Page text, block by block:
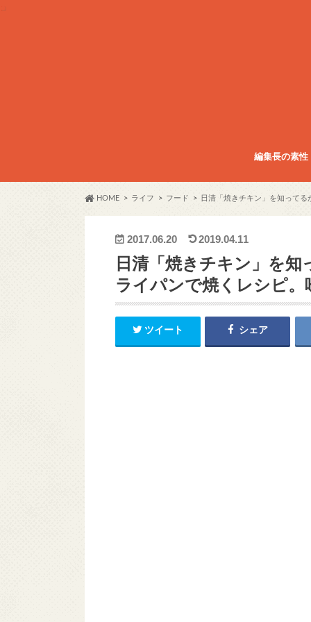
編集長の素性
HOME ライフ フード 日清「焼きチキン」を知って
2017.06.20 2019.04.11
日清「焼きチキン」を
ライパンで焼くレシピ。
ツイート シェア